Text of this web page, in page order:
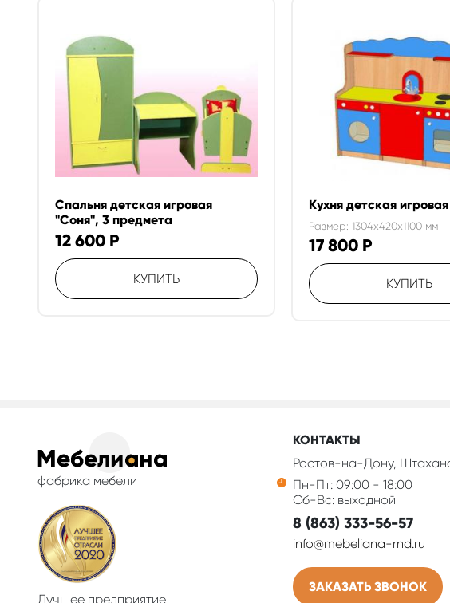
Спальня детская игровая
"Соня", 3 предмета
12 600 Р
КУПИТЬ
Кухня детская
Размер: 1304x420x1100 мм
17 800 Р
КУПИТЬ
фабрика мебели
Лучшее предприятие
КОНТАКТЫ
Ростов-на-Дону,
Пн-Пт: 09:00 - 18:00
Сб-Вс: выходной
8 (863) 333-56-57
info@mebeliana-rnd.ru
ЗАКАЗАТЬ ЗВОНОК